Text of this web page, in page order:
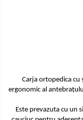
Carja ortopedica
ergonomic al
Este prevazuta cu un